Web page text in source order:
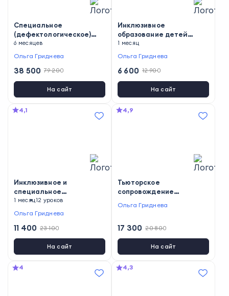
Специальное
(дефектологическое)
образование: педагог-
дефектолог
6 месяцев
Ольга Гриднева
38 500 79 200
На сайт
Инклюзивное
образование детей
дошкольного возраста с
ОВЗ
1 месяц
Ольга Гриднева
6 600 12 900
На сайт
4,1
Инклюзивное и
специальное
образование
обучающихся с
расстройствами
аутистического спектра
1 месяц12 уроков
Ольга Гриднева
11 400 23 100
На сайт
4,9
Тьюторское
сопровождение
Ольга Гриднева
17 300 20 800
На сайт
4 4,3